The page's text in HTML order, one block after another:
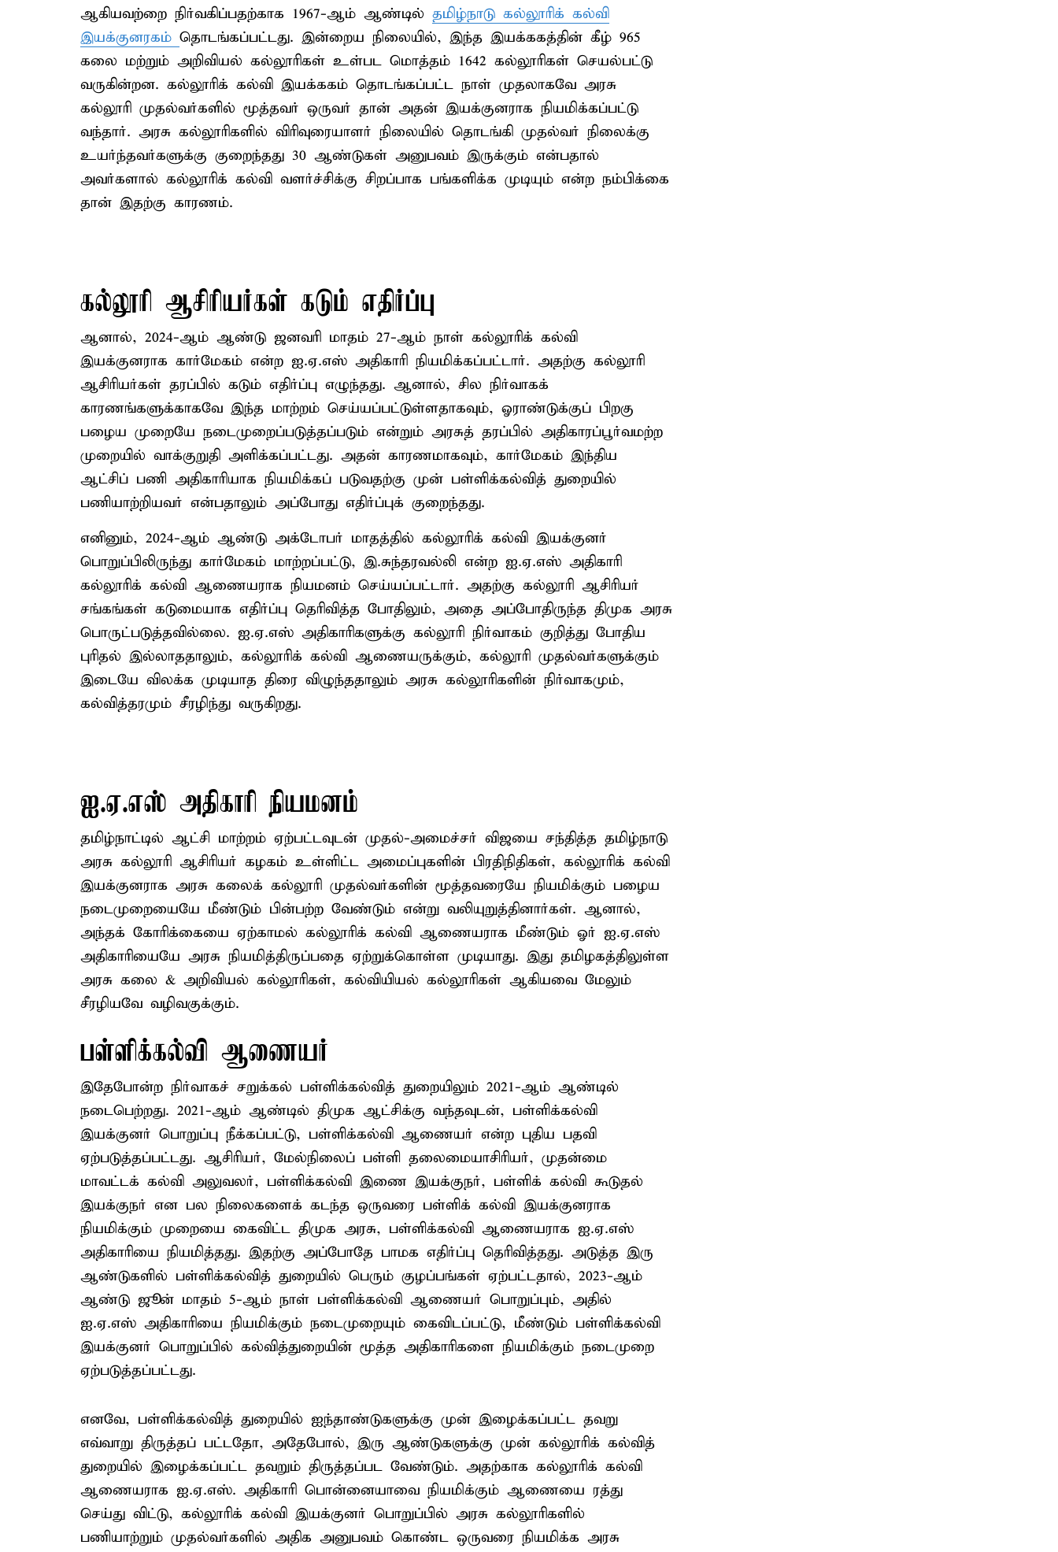
ஆகியவற்றை நிர்வகிப்பதற்காக 1967-ஆம் ஆண்டில் தமிழ்நாடு கல்லூரிக் கல்வி
இயக்குனரகம் தொடங்கப்பட்டது. இன்றைய நிலையில், இந்த இயக்ககத்தின் கீழ் 965
கலை மற்றும் அறிவியல் கல்லூரிகள் உள்பட மொத்தம் 1642 கல்லூரிகள் செயல்பட்டு
வருகின்றன. கல்லூரிக் கல்வி இயக்ககம் தொடங்கப்பட்ட நாள் முதலாகவே அரசு
கல்லூரி முதல்வர்களில் மூத்தவர் ஒருவர் தான் அதன் இயக்குனராக நியமிக்கப்பட்டு
வந்தார். அரசு கல்லூரிகளில் விரிவுரையாளர் நிலையில் தொடங்கி முதல்வர் நிலைக்கு
உயர்ந்தவர்களுக்கு குறைந்தது 30 ஆண்டுகள் அனுபவம் இருக்கும் என்பதால்
அவர்களால் கல்லூரிக் கல்வி வளர்ச்சிக்கு சிறப்பாக பங்களிக்க முடியும் என்ற நம்பிக்கை
தான் இதற்கு காரணம்.
கல்லூரி ஆசிரியர்கள் கடும் எதிர்ப்பு
ஆனால், 2024-ஆம் ஆண்டு ஜனவரி மாதம் 27-ஆம் நாள் கல்லூரிக் கல்வி
இயக்குனராக கார்மேகம் என்ற ஐ.ஏ.எஸ் அதிகாரி நியமிக்கப்பட்டார். அதற்கு கல்லூரி
ஆசிரியர்கள் தரப்பில் கடும் எதிர்ப்பு எழுந்தது. ஆனால், சில நிர்வாகக்
காரணங்களுக்காகவே இந்த மாற்றம் செய்யப்பட்டுள்ளதாகவும், ஓராண்டுக்குப் பிறகு
பழைய முறையே நடைமுறைப்படுத்தப்படும் என்றும் அரசுத் தரப்பில் அதிகாரப்பூர்வமற்ற
முறையில் வாக்குறுதி அளிக்கப்பட்டது. அதன் காரணமாகவும், கார்மேகம் இந்திய
ஆட்சிப் பணி அதிகாரியாக நியமிக்கப் படுவதற்கு முன் பள்ளிக்கல்வித் துறையில்
பணியாற்றியவர் என்பதாலும் அப்போது எதிர்ப்புக் குறைந்தது.
எனினும், 2024-ஆம் ஆண்டு அக்டோபர் மாதத்தில் கல்லூரிக் கல்வி இயக்குனர்
பொறுப்பிலிருந்து கார்மேகம் மாற்றப்பட்டு, இ.சுந்தரவல்லி என்ற ஐ.ஏ.எஸ் அதிகாரி
கல்லூரிக் கல்வி ஆணையராக நியமனம் செய்யப்பட்டார். அதற்கு கல்லூரி ஆசிரியர்
சங்கங்கள் கடுமையாக எதிர்ப்பு தெரிவித்த போதிலும், அதை அப்போதிருந்த திமுக அரசு
பொருட்படுத்தவில்லை. ஐ.ஏ.எஸ் அதிகாரிகளுக்கு கல்லூரி நிர்வாகம் குறித்து போதிய
புரிதல் இல்லாததாலும், கல்லூரிக் கல்வி ஆணையருக்கும், கல்லூரி முதல்வர்களுக்கும்
இடையே விலக்க முடியாத திரை விழுந்ததாலும் அரசு கல்லூரிகளின் நிர்வாகமும்,
கல்வித்தரமும் சீரழிந்து வருகிறது.
ஐ.ஏ.எஸ் அதிகாரி நியமனம்
தமிழ்நாட்டில் ஆட்சி மாற்றம் ஏற்பட்டவுடன் முதல்-அமைச்சர் விஜயை சந்தித்த தமிழ்நாடு
அரசு கல்லூரி ஆசிரியர் கழகம் உள்ளிட்ட அமைப்புகளின் பிரதிநிதிகள், கல்லூரிக் கல்வி
இயக்குனராக அரசு கலைக் கல்லூரி முதல்வர்களின் மூத்தவரையே நியமிக்கும் பழைய
நடைமுறையையே மீண்டும் பின்பற்ற வேண்டும் என்று வலியுறுத்தினார்கள். ஆனால்,
அந்தக் கோரிக்கையை ஏற்காமல் கல்லூரிக் கல்வி ஆணையராக மீண்டும் ஓர் ஐ.ஏ.எஸ்
அதிகாரியையே அரசு நியமித்திருப்பதை ஏற்றுக்கொள்ள முடியாது. இது தமிழகத்திலுள்ள
அரசு கலை & அறிவியல் கல்லூரிகள், கல்வியியல் கல்லூரிகள் ஆகியவை மேலும்
சீரழியவே வழிவகுக்கும்.
பள்ளிக்கல்வி ஆணையர்
இதேபோன்ற நிர்வாகச் சறுக்கல் பள்ளிக்கல்வித் துறையிலும் 2021-ஆம் ஆண்டில்
நடைபெற்றது. 2021-ஆம் ஆண்டில் திமுக ஆட்சிக்கு வந்தவுடன், பள்ளிக்கல்வி
இயக்குனர் பொறுப்பு நீக்கப்பட்டு, பள்ளிக்கல்வி ஆணையர் என்ற புதிய பதவி
ஏற்படுத்தப்பட்டது. ஆசிரியர், மேல்நிலைப் பள்ளி தலைமையாசிரியர், முதன்மை
மாவட்டக் கல்வி அலுவலர், பள்ளிக்கல்வி இணை இயக்குநர், பள்ளிக் கல்வி கூடுதல்
இயக்குநர் என பல நிலைகளைக் கடந்த ஒருவரை பள்ளிக் கல்வி இயக்குனராக
நியமிக்கும் முறையை கைவிட்ட திமுக அரசு, பள்ளிக்கல்வி ஆணையராக ஐ.ஏ.எஸ்
அதிகாரியை நியமித்தது. இதற்கு அப்போதே பாமக எதிர்ப்பு தெரிவித்தது. அடுத்த இரு
ஆண்டுகளில் பள்ளிக்கல்வித் துறையில் பெரும் குழப்பங்கள் ஏற்பட்டதால், 2023-ஆம்
ஆண்டு ஜூன் மாதம் 5-ஆம் நாள் பள்ளிக்கல்வி ஆணையர் பொறுப்பும், அதில்
ஐ.ஏ.எஸ் அதிகாரியை நியமிக்கும் நடைமுறையும் கைவிடப்பட்டு, மீண்டும் பள்ளிக்கல்வி
இயக்குனர் பொறுப்பில் கல்வித்துறையின் மூத்த அதிகாரிகளை நியமிக்கும் நடைமுறை
ஏற்படுத்தப்பட்டது.
எனவே, பள்ளிக்கல்வித் துறையில் ஐந்தாண்டுகளுக்கு முன் இழைக்கப்பட்ட தவறு
எவ்வாறு திருத்தப் பட்டதோ, அதேபோல், இரு ஆண்டுகளுக்கு முன் கல்லூரிக் கல்வித்
துறையில் இழைக்கப்பட்ட தவறும் திருத்தப்பட வேண்டும். அதற்காக கல்லூரிக் கல்வி
ஆணையராக ஐ.ஏ.எஸ். அதிகாரி பொன்னையாவை நியமிக்கும் ஆணையை ரத்து
செய்து விட்டு, கல்லூரிக் கல்வி இயக்குனர் பொறுப்பில் அரசு கல்லூரிகளில்
பணியாற்றும் முதல்வர்களில் அதிக அனுபவம் கொண்ட ஒருவரை நியமிக்க அரசு